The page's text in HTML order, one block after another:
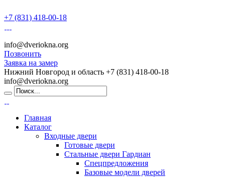
+7 (831) 418-00-18
info@dveriokna.org
Позвонить
Заявка на замер
Нижний Новгород и область +7 (831) 418-00-18
info@dveriokna.org
Главная
Каталог
Входные двери
Готовые двери
Стальные двери Гардиан
Спецпредложения
Базовые модели дверей